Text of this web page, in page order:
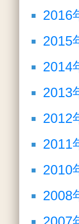
2016
2015
2014
2013
2012
2011
2010
2008